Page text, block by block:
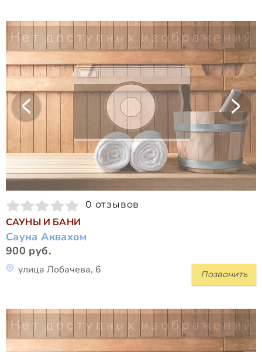
0 отзывов
САУНЫ И БАНИ
Сауна Аквахом
900 руб.
Позвонить
улица Лобачева, 6